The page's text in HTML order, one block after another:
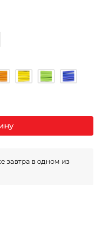
завтра в одном из